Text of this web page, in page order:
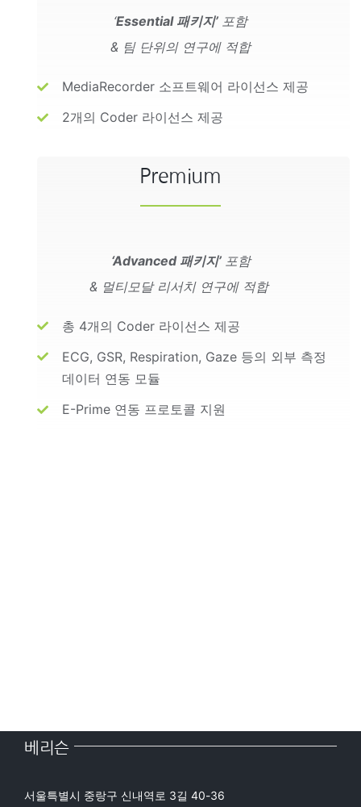
‘Essential 패키지’ 포함
& 팀 단위의 연구에 적합
MediaRecorder 소프트웨어 라이선스 제공
2개의 Coder 라이선스 제공
Premium
‘Advanced 패키지’ 포함
& 멀티모달 리서치 연구에 적합
총 4개의 Coder 라이선스 제공
ECG, GSR, Respiration, Gaze 등의 외부 측정
데이터 연동 모듈
E-Prime 연동 프로토콜 지원
베리슨
서울특별시 중랑구 신내역로 3길 40-36